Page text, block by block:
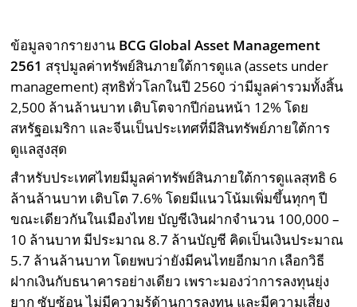
ข้อมูลจากรายงาน BCG Global Asset Management
2561 สรุปมูลค่าทรัพย์สินภายใต้การดูแล (assets under
management) สุทธิทั่วโลกในปี 2560 ว่ามีมูลค่ารวมทั้งสิ้น
2,500 ล้านล้านบาท เติบโตจากปีก่อนหน้า 12% โดย
สหรัฐอเมริกา และจีนเป็นประเทศที่มีสินทรัพย์ภายใต้การ
ดูแลสูงสุด
สำหรับประเทศไทยมีมูลค่าทรัพย์สินภายใต้การดูแลสุทธิ 6
ล้านล้านบาท เติบโต 7.6% โดยมีแนวโน้มเพิ่มขึ้นทุกๆ ปี
ขณะเดียวกันในเมืองไทย บัญชีเงินฝากจำนวน 100,000 –
10 ล้านบาท มีประมาณ 8.7 ล้านบัญชี คิดเป็นเงินประมาณ
5.7 ล้านล้านบาท โดยพบว่ายังมีคนไทยอีกมาก เลือกวิธี
ฝากเงินกับธนาคารอย่างเดียว เพราะมองว่าการลงทุนยุ่ง
ยาก ซับซ้อน ไม่มีความรู้ด้านการลงทุน และมีความเสี่ยง